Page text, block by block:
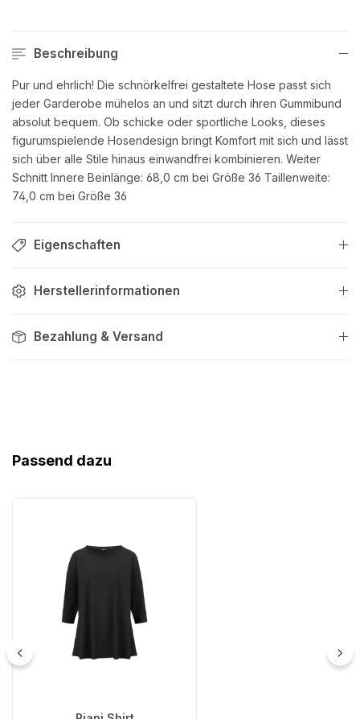
Beschreibung
Pur und ehrlich! Die schnörkelfrei gestaltete Hose passt sich
jeder Garderobe mühelos an und sitzt durch ihren Gummibund
absolut bequem. Ob schicke oder sportliche Looks, dieses
figurumspielende Hosendesign bringt Komfort mit sich und lässt
sich über alle Stile hinaus einwandfrei kombinieren. Weiter
Schnitt Innere Beinlänge: 68,0 cm bei Größe 36 Taillenweite:
74,0 cm bei Größe 36
Eigenschaften
Herstellerinformationen
Bezahlung & Versand
Produktgalerie überspringen
Passend dazu